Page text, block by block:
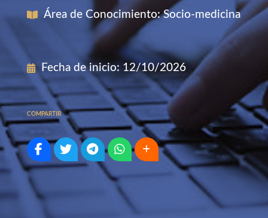
Área de Conocimiento:Socio-medicina
Fecha de inicio: 12/10/2026
COMPARTIR